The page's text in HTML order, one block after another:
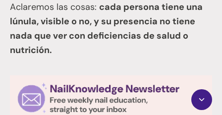
Aclaremos las cosas: cada persona tiene una
lúnula, visible o no, y su presencia no tiene
nada que ver con deficiencias de salud o
nutrición.